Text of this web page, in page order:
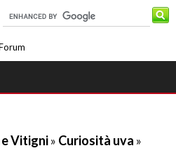
e Vitigni» Curiosità uva »